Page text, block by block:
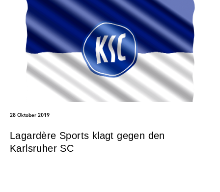
28 Oktober 2019
Lagardère Sports klagt gegen den
Karlsruher SC